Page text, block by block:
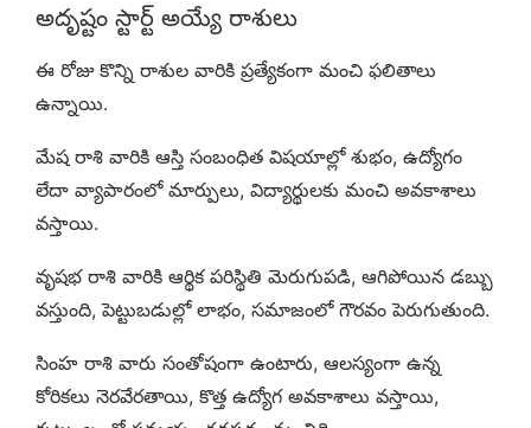
అదృష్టం స్టార్ట్ అయ్యే రాశులు
ఈ రోజు కొన్ని రాశుల వారికి ప్రత్యేకంగా మంచి ఫలితాలు
ఉన్నాయి.
మేష రాశి వారికి ఆస్తి సంబంధిత విషయాల్లో శుభం, ఉద్యోగం
లేదా వ్యాపారంలో మార్పులు, విద్యార్థులకు మంచి అవకాశాలు
వస్తాయి.
వృషభ రాశి వారికి ఆర్థిక పరిస్థితి మెరుగుపడి, ఆగిపోయిన డబ్బు
వస్తుంది, పెట్టుబడుల్లో లాభం, సమాజంలో గౌరవం పెరుగుతుంది.
సింహ రాశి వారు సంతోషంగా ఉంటారు, ఆలస్యంగా ఉన్న
కోరికలు నెరవేరతాయి, కొత్త ఉద్యోగ అవకాశాలు వస్తాయి,